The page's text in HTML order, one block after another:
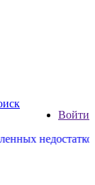
Войти
недостатков,